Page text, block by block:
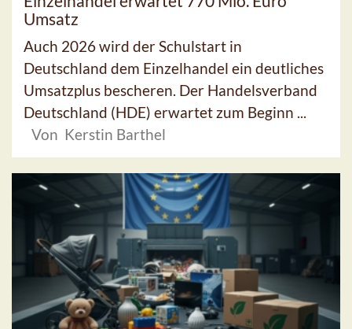
Umsatz
Auch 2026 wird der Schulstart in
Deutschland dem Einzelhandel ein deutliches
Umsatzplus bescheren. Der Handelsverband
Deutschland (HDE) erwartet zum Beginn ...
Von Kerstin Barthel